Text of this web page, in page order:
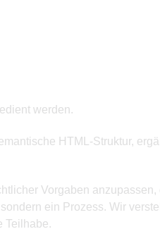
werden.
HTML-Struktur,
Vorgaben
ein Prozess. Wir
Teilhabe.